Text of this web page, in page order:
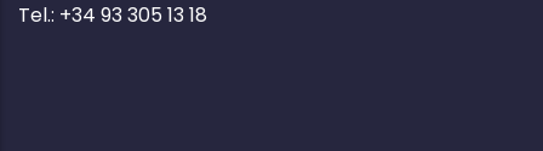
Tel.: +34 93 305 13 18